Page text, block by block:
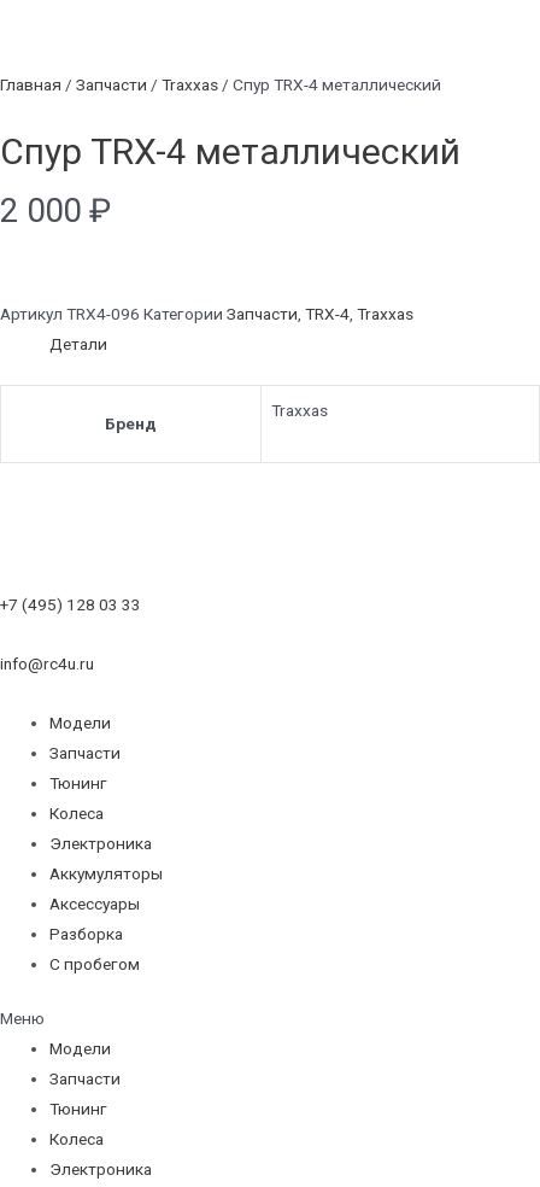
Главная / Запчасти / Traxxas / Спур TRX-4 металлический
Спур TRX-4 металлический
2 000 ₽
Артикул TRX4-096 Категории Запчасти, TRX-4, Traxxas
Детали
Бренд
Traxxas
+7 (495) 128 03 33
info@rc4u.ru
Модели
Запчасти
Тюнинг
Колеса
Электроника
Аккумуляторы
Аксессуары
Разборка
С пробегом
Меню
Модели
Запчасти
Тюнинг
Колеса
Электроника